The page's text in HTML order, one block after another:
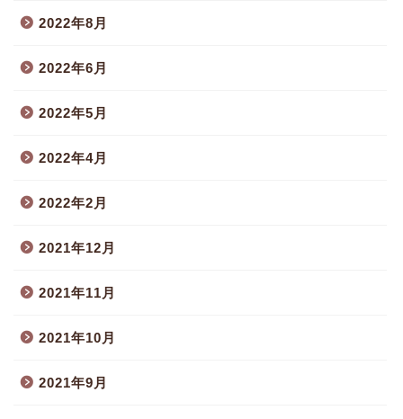
2022年8月
2022年6月
2022年5月
2022年4月
2022年2月
2021年12月
2021年11月
2021年10月
2021年9月